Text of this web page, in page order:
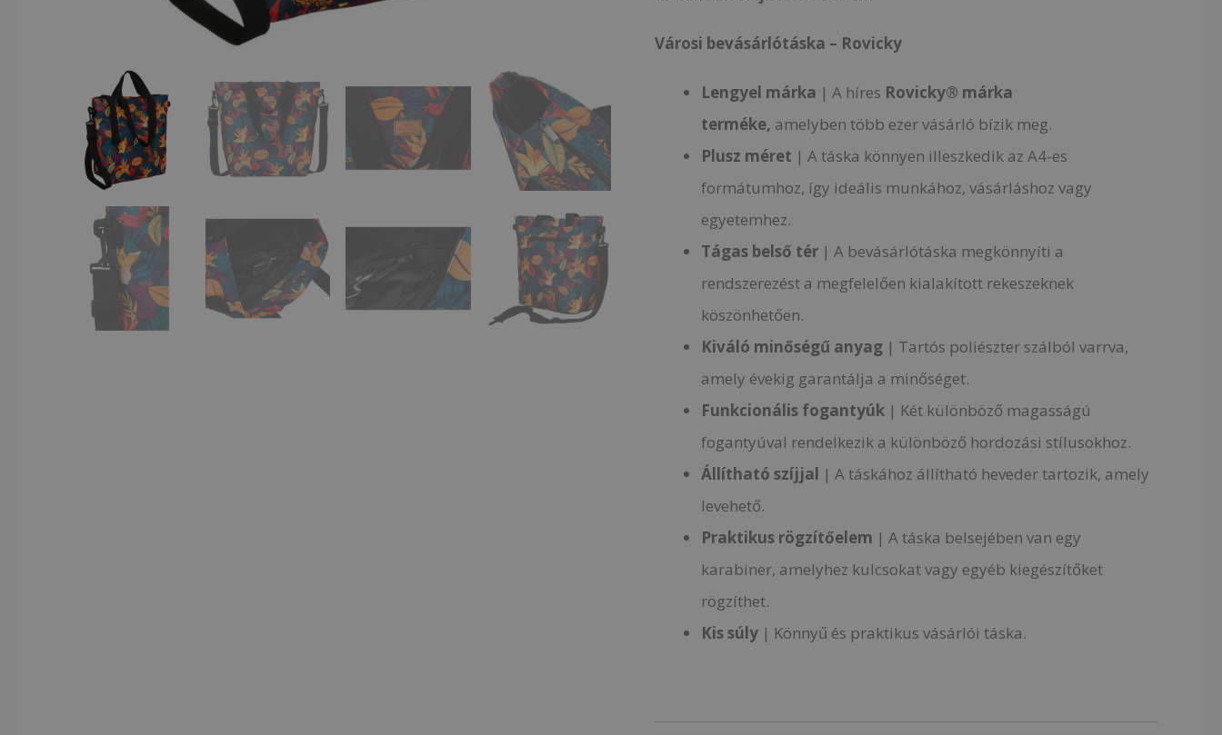
Városi bevásárlótáska – Rovicky
Lengyel márka | A híres Rovicky® márka
terméke, amelyben több ezer vásárló bízik meg.
Plusz méret | A táska könnyen illeszkedik az A4-es
formátumhoz, így ideális munkához, vásárláshoz vagy
egyetemhez.
Tágas belső tér | A bevásárlótáska megkönnyíti a
rendszerezést a megfelelően kialakított rekeszeknek
köszönhetően.
Kiváló minőségű anyag | Tartós poliészter szálból varrva,
amely évekig garantálja a minőséget.
Funkcionális fogantyúk | Két különböző magasságú
fogantyúval rendelkezik a különböző hordozási stílusokhoz.
Állítható szíjjal | A táskához állítható heveder tartozik, amely
levehető.
Praktikus rögzítőelem | A táska belsejében van egy
karabiner, amelyhez kulcsokat vagy egyéb kiegészítőket
rögzíthet.
Kis súly | Könnyű és praktikus vásárlói táska.